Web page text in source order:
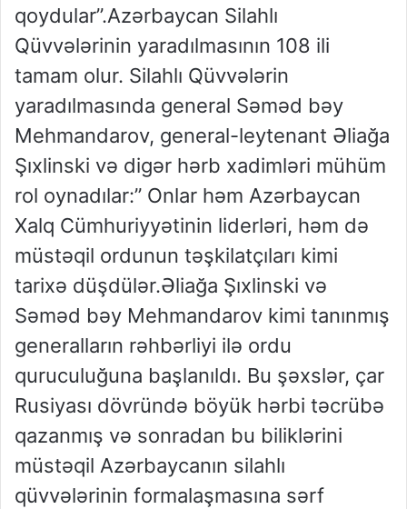
qoydular”.Azərbaycan Silahlı
Qüvvələrinin yaradılmasının 108 ili
tamam olur. Silahlı Qüvvələrin
yaradılmasında general Səməd bəy
Mehmandarov, general-leytenant Əliağa
Şıxlinski və digər hərb xadimləri mühüm
rol oynadılar:” Onlar həm Azərbaycan
Xalq Cümhuriyyətinin liderləri, həm də
müstəqil ordunun təşkilatçıları kimi
tarixə düşdülər.Əliağa Şıxlinski və
Səməd bəy Mehmandarov kimi tanınmış
generalların rəhbərliyi ilə ordu
quruculuğuna başlanıldı. Bu şəxslər, çar
Rusiyası dövründə böyük hərbi təcrübə
qazanmış və sonradan bu biliklərini
müstəqil Azərbaycanın silahlı
qüvvələrinin formalaşmasına sərf